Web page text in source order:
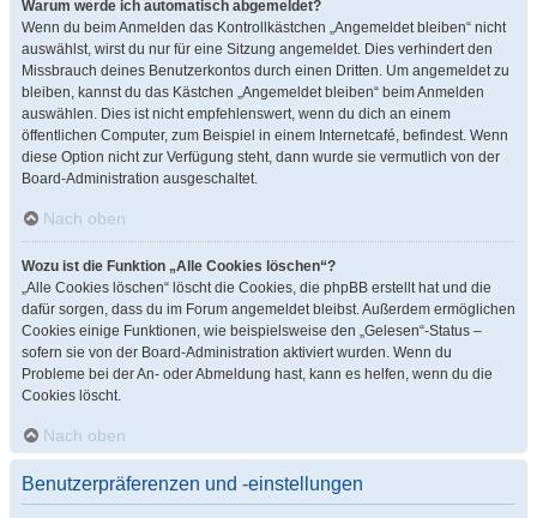
Warum werde ich automatisch abgemeldet?
Wenn du beim Anmelden das Kontrollkästchen „Angemeldet bleiben“ nicht
auswählst, wirst du nur für eine Sitzung angemeldet. Dies verhindert den
Missbrauch deines Benutzerkontos durch einen Dritten. Um angemeldet zu
bleiben, kannst du das Kästchen „Angemeldet bleiben“ beim Anmelden
auswählen. Dies ist nicht empfehlenswert, wenn du dich an einem
öffentlichen Computer, zum Beispiel in einem Internetcafé, befindest. Wenn
diese Option nicht zur Verfügung steht, dann wurde sie vermutlich von der
Board-Administration ausgeschaltet.
Nach oben
Wozu ist die Funktion „Alle Cookies löschen“?
„Alle Cookies löschen“ löscht die Cookies, die phpBB erstellt hat und die
dafür sorgen, dass du im Forum angemeldet bleibst. Außerdem ermöglichen
Cookies einige Funktionen, wie beispielsweise den „Gelesen“-Status –
sofern sie von der Board-Administration aktiviert wurden. Wenn du
Probleme bei der An- oder Abmeldung hast, kann es helfen, wenn du die
Cookies löscht.
Nach oben
Benutzerpräferenzen und -einstellungen